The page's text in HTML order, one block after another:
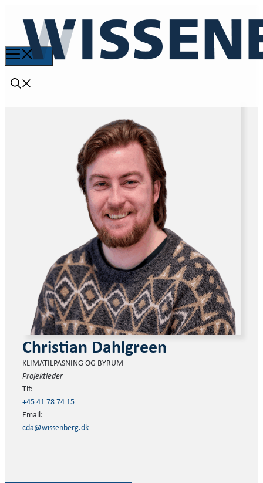
Christian Dahlgreen
KLIMATILPASNING OG BYRUM
Projektleder
Tlf:
+45 41 78 74 15
Email:
cda@wissenberg.dk